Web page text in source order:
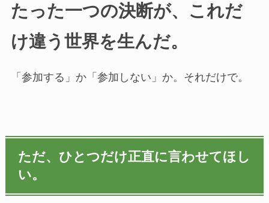
たった一つの決断が、これだ
け違う世界を生んだ。
「参加する」か「参加しない」か。それだけで。
ただ、ひとつだけ正直に言わせてほし
い。